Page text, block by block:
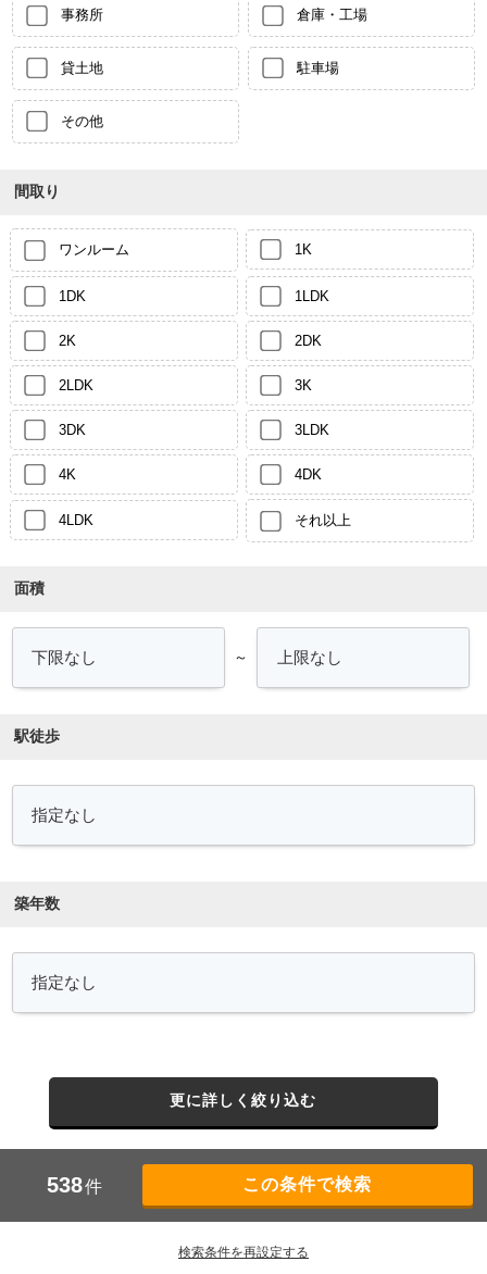
事務所 倉庫・工場
貸土地 駐車場
その他
間取り
ワンルーム 1K
1DK 1LDK
2K 2DK
2LDK 3K
3DK 3LDK
4K 4DK
4LDK それ以上
面積
～
駅徒歩
築年数
更に詳しく絞り込む
538件
検索条件を再設定する